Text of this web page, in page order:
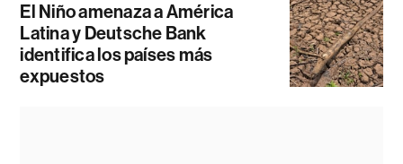
El Niño amenaza a América
Latina y Deutsche Bank
identifica los países más
expuestos